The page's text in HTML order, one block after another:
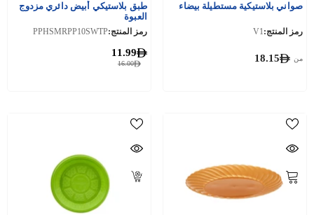
صواني بلاستيكية مستطيلة بيضاء
رمز المنتج:V1
من 18.15
طبق بلاستيكي أبيض دائري مزدوج
العبوة
رمز المنتج:PPHSMRPP10SWTP
16.00
11.99